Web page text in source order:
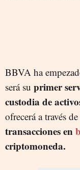
BBVA ha
será su primer
custodia de
ofrecerá a través de
transacciones en
criptomoneda.